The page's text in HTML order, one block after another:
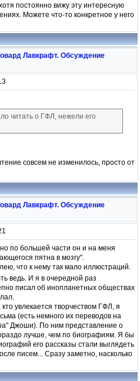
постоянно вижу эту интересную
Можете что-то конкретное у него
Лавкрафт. Обсуждение
читать о ГФЛ, нежели его
совсем не изменилось, просто от
Лавкрафт. Обсуждение
по большей части он и на меня
пятна в мозгу".
что к нему так мало иллюстраций.
ведь. И я в очередной раз
писал об инопланетных обществах
увлекается творчеством ГФЛ, я
(есть немного их переводов на
Джоши). По ним представление о
лучше, чем по биографиям. Я бы
его рассказы стали выглядеть
писем... Сразу заметно, насколько